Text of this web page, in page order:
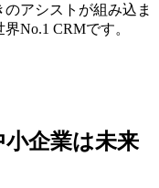
アシストが組み込ま
No.1 CRMです。
企業は未来